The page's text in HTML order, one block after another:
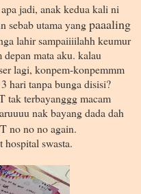
jadi, anak kedua kali ni
sebab utama yangpaaaling
lahir sampaiiiilahh keumur
mata aku. kalau
lagi, konpem-konpemmm
hari tanpa bunga disisi?
tak terbayanggg macam
nak bayang dada dah
no no no again.
swasta.